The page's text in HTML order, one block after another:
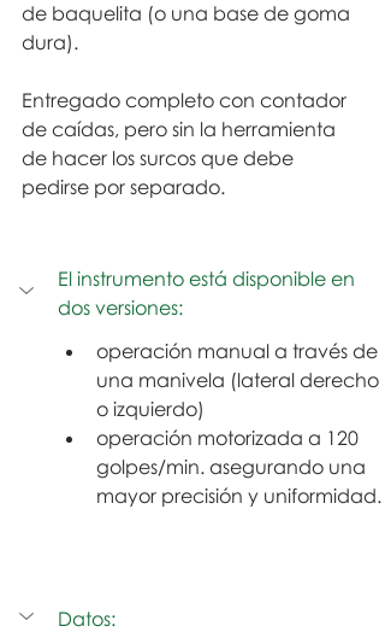
de baquelita (o una base de goma
dura).
Entregado completo con contador
de caídas, pero sin la herramienta
de hacer los surcos que debe
pedirse por separado.
El instrumento está disponible en
dos versiones:
operación manual a través de
una manivela (lateral derecho
o izquierdo)
operación motorizada a 120
golpes/min. asegurando una
mayor precisión y uniformidad.
Datos: